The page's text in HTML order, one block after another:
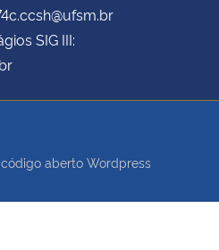
SIG III:
aberto Wordpress